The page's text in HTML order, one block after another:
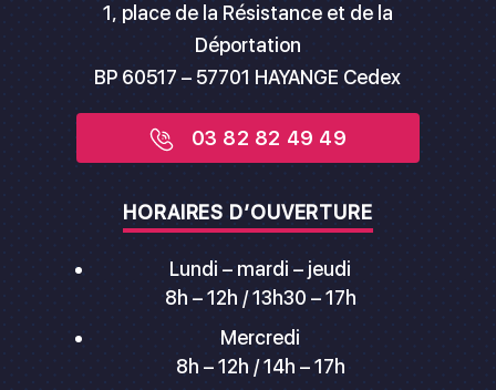
1, place de la Résistance et de la
Déportation
BP 60517 – 57701 HAYANGE Cedex
03 82 82 49 49
HORAIRES D’OUVERTURE
Lundi – mardi – jeudi
8h – 12h / 13h30 – 17h
Mercredi
8h – 12h / 14h – 17h